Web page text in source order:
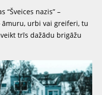
“Šveices nazis” –
urbi vai greiferi, tu
trīs dažādu brigāžu